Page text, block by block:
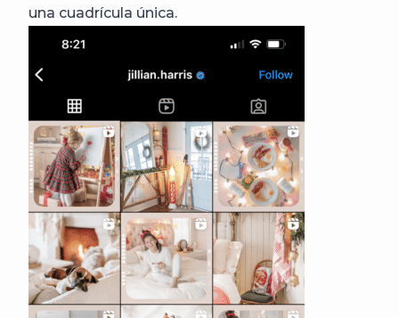
una cuadrícula única.